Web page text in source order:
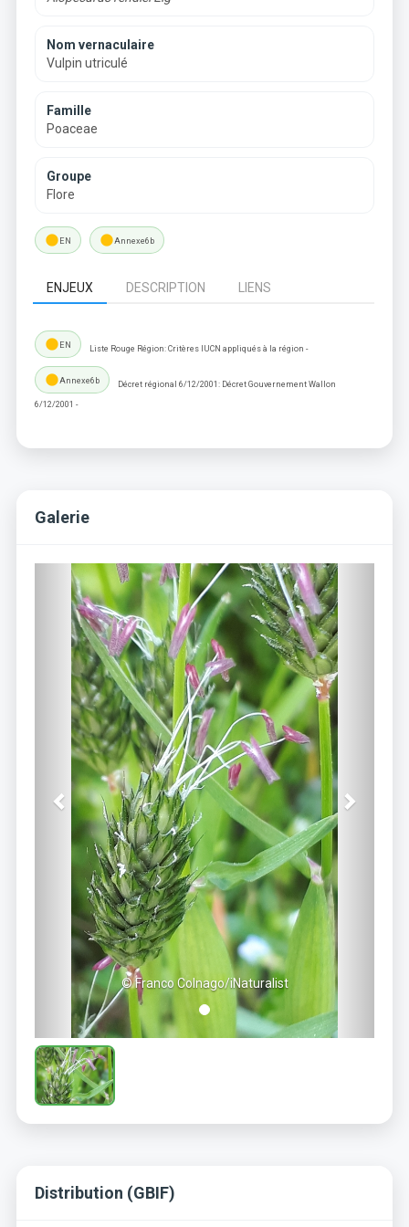
Nom vernaculaire
Vulpin utriculé
Famille
Poaceae
Groupe
Flore
lensEN lensAnnexe6b
ENJEUX DESCRIPTION LIENS
lensEN Liste Rouge Région: Critères IUCN appliqués à la région -
lensAnnexe6b Décret régional 6/12/2001: Décret Gouvernement Wallon
6/12/2001 -
Galerie
© Franco Colnago/iNaturalist
Previous
Distribution (GBIF)